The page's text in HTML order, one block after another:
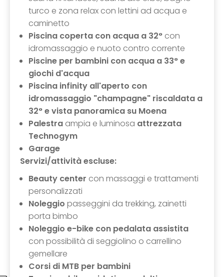
turco e zona relax con lettini ad acqua e
caminetto
Piscina coperta con acqua a 32° con
idromassaggio e nuoto contro corrente
Piscine per bambini con acqua a 33° e
giochi d'acqua
Piscina infinity all'aperto con
idromassaggio "champagne" riscaldata a
32°e vista panoramica su Moena
Palestra ampia e luminosa attrezzata
Technogym
Garage
Servizi/attività escluse:
Beauty center con massaggi e trattamenti
personalizzati
Noleggio passeggini da trekking, zainetti
porta bimbo
Noleggio e-bike con pedalata assistita
con possibilità di seggiolino o carrellino
gemellare
Corsi di MTB per bambini